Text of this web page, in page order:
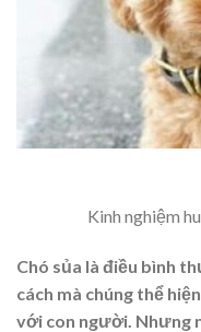
Kinh nghiệm
Chó sủa là điều bình
cách mà chúng thể
với con người. Nhưng